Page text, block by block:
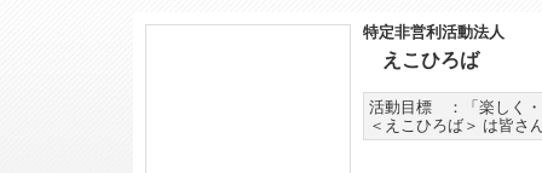
特定非営利活動法人
えこひろば
活動目標 ：「楽しく
＜えこひろば＞ は皆さ